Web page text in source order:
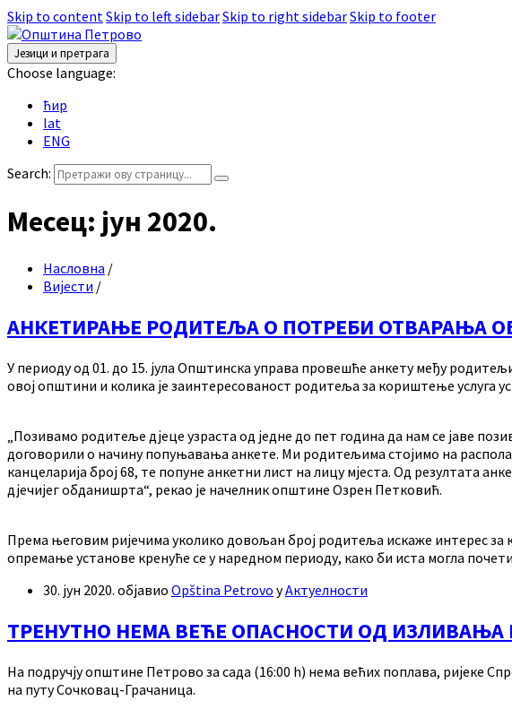
Skip to contentSkip to left sidebarSkip to right sidebarSkip to footer
Језици и претрага
Choose language:
ћир
lat
ENG
Search:
Месец: јун 2020.
Насловна /
Вијести /
АНКЕТИРАЊЕ РОДИТЕЉА О ПОТРЕБИ ОТВАРАЊА
У периоду од 01. до 15. јула Општинска управа провешће анкету међу
овој општини и колика је заинтересованост родитеља за кориштење услуга
„Позивамо родитеље дјеце узраста од једне до пет година да нам се јаве
договорили о начину попуњавања анкете. Ми родитељима стојимо на
канцеларија број 68, те попуне анкетни лист на лицу мјеста. Од резултата
дјечијег обданишрта“, рекао је начелник општине Озрен Петковић.
Према његовим ријечима уколико довољан број родитеља искаже интерес за
опремање установе кренуће се у наредном периоду, како би иста могла
30. јун 2020. објавио Opština Petrovo уАктуелности
ТРЕНУТНО НЕМА ВЕЋЕ ОПАСНОСТИ ОД
На подручју општине Петрово за сада (16:00 h) нема већих поплава, ријеке
на путу Сочковац-Грачаница.